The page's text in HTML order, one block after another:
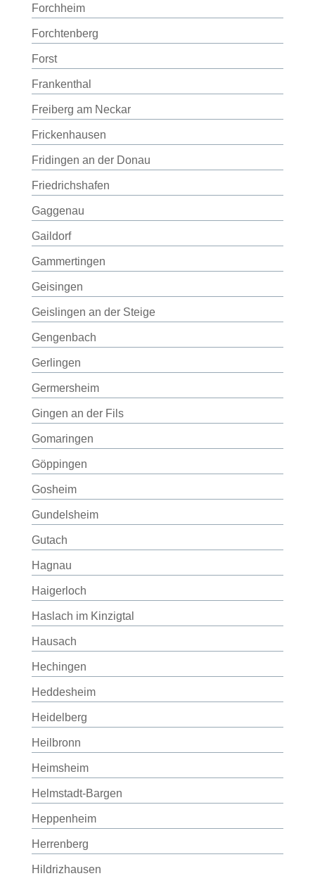
Forchheim
Forchtenberg
Forst
Frankenthal
Freiberg am Neckar
Frickenhausen
Fridingen an der Donau
Friedrichshafen
Gaggenau
Gaildorf
Gammertingen
Geisingen
Geislingen an der Steige
Gengenbach
Gerlingen
Germersheim
Gingen an der Fils
Gomaringen
Göppingen
Gosheim
Gundelsheim
Gutach
Hagnau
Haigerloch
Haslach im Kinzigtal
Hausach
Hechingen
Heddesheim
Heidelberg
Heilbronn
Heimsheim
Helmstadt-Bargen
Heppenheim
Herrenberg
Hildrizhausen